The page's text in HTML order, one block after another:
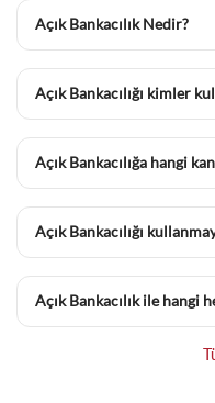
Açık Bankacılık Nedir?
bankalardaki hesaplarının
paylaşılmasına olanak
Açık Bankacılığı kimler
müşteriler, Açık
Açık Bankacılığa hangi
Bankacılığı'ndan
Açık Bankacılığı
sonra Hesaplar menü
tıklayarak kullanmaya
Açık Bankacılık ile hangi